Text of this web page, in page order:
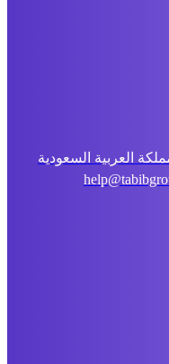
السعودية